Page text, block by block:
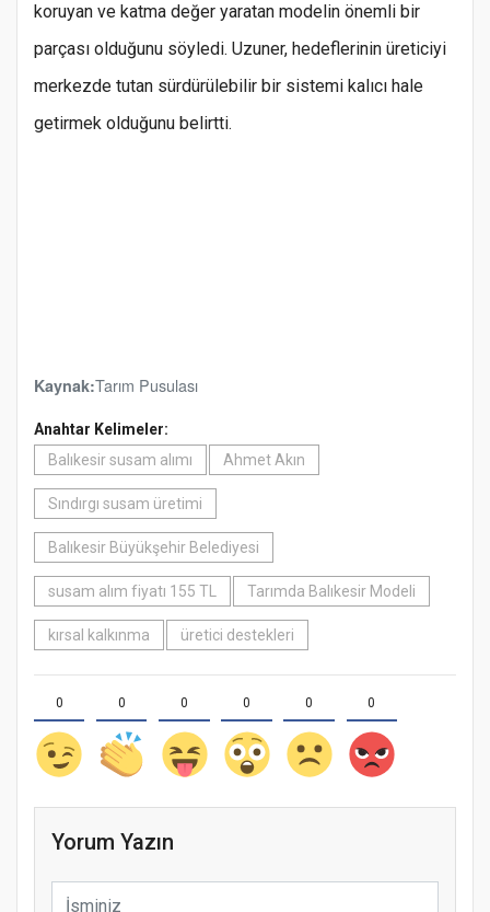
koruyan ve katma değer yaratan modelin önemli bir
parçası olduğunu söyledi. Uzuner, hedeflerinin üreticiyi
merkezde tutan sürdürülebilir bir sistemi kalıcı hale
getirmek olduğunu belirtti.
Kaynak:Tarım Pusulası
Anahtar Kelimeler:
Balıkesir susam alımı
Ahmet Akın
Sındırgı susam üretimi
Balıkesir Büyükşehir Belediyesi
susam alım fiyatı 155 TL Tarımda Balıkesir Modeli
kırsal kalkınma üretici destekleri
0 0 0 0 0 0
Yorum Yazın